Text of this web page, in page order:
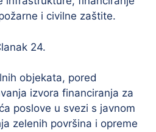
i civilne zaštite.
24.
objekata, pored
izvora financiranja za
poslove u svezi s javnom
zelenih površina i opreme